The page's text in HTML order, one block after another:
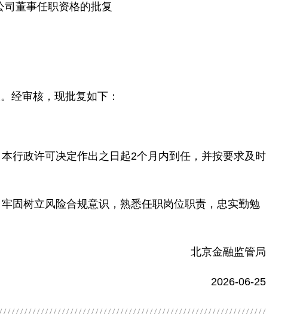
董事任职资格的批复
经审核，现批复如下：
行政许可决定作出之日起2个月内到任，并按要求及时
固树立风险合规意识，熟悉任职岗位职责，忠实勤勉
北京金融监管局
2026-06-25